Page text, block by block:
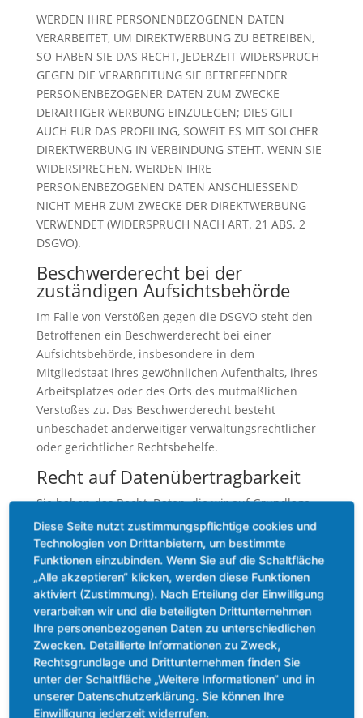
WERDEN IHRE PERSONENBEZOGENEN DATEN
VERARBEITET, UM DIREKTWERBUNG ZU BETREIBEN,
SO HABEN SIE DAS RECHT, JEDERZEIT WIDERSPRUCH
GEGEN DIE VERARBEITUNG SIE BETREFFENDER
PERSONENBEZOGENER DATEN ZUM ZWECKE
DERARTIGER WERBUNG EINZULEGEN; DIES GILT
AUCH FÜR DAS PROFILING, SOWEIT ES MIT SOLCHER
DIREKTWERBUNG IN VERBINDUNG STEHT. WENN SIE
WIDERSPRECHEN, WERDEN IHRE
PERSONENBEZOGENEN DATEN ANSCHLIESSEND
NICHT MEHR ZUM ZWECKE DER DIREKTWERBUNG
VERWENDET (WIDERSPRUCH NACH ART. 21 ABS. 2
DSGVO).
Beschwerde­recht bei der
zuständigen Aufsichts­behörde
Im Falle von Verstößen gegen die DSGVO steht den
Betroffenen ein Beschwerderecht bei einer
Aufsichtsbehörde, insbesondere in dem
Mitgliedstaat ihres gewöhnlichen Aufenthalts, ihres
Arbeitsplatzes oder des Orts des mutmaßlichen
Verstoßes zu. Das Beschwerderecht besteht
unbeschadet anderweitiger verwaltungsrechtlicher
oder gerichtlicher Rechtsbehelfe.
Recht auf Daten­übertrag­barkeit
Sie haben das Recht, Daten, die wir auf Grundlage
Ihrer Einwilligung oder in Erfüllung eines Vertrags
automatisiert verarbeiten, an sich oder an einen
Dritten in einem gängigen, maschinenlesbaren
Format aushändigen zu lassen. Sofern Sie die direkte
Übertragung der Daten an einen anderen
Verantwortlichen verlangen, erfolgt dies nur, soweit
es technisch machbar ist.
Auskunft, Berichtigung und
Löschung
Sie haben im Rahmen der geltenden gesetzlichen
Diese Seite nutzt zustimmungspflichtige cookies und
Technologien von Drittanbietern, um bestimmte
Funktionen einzubinden. Wenn Sie auf die Schaltfläche
„Alle akzeptieren“ klicken, werden diese Funktionen
aktiviert (Zustimmung). Nach Erteilung der Einwilligung
verarbeiten wir und die beteiligten Drittunternehmen
Ihre personenbezogenen Daten zu unterschiedlichen
Zwecken. Detaillierte Informationen zu Zweck,
Rechtsgrundlage und Drittunternehmen finden Sie
unter der Schaltfläche „Weitere Informationen“ und in
unserer Datenschutzerklärung. Sie können Ihre
Einwilligung jederzeit widerrufen.